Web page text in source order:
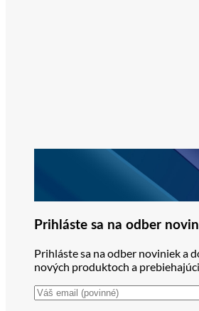
Prihláste sa na odber
Prihláste sa na odber noviniek a
nových produktoch a